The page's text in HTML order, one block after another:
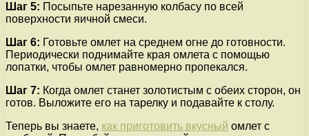
Шаг 5: Посыпьте нарезанную колбасу по всей
поверхности яичной смеси.
Шаг 6: Готовьте омлет на среднем огне до готовности.
Периодически поднимайте края омлета с помощью
лопатки, чтобы омлет равномерно пропекался.
Шаг 7: Когда омлет станет золотистым с обеих сторон, он
готов. Выложите его на тарелку и подавайте к столу.
Теперь вы знаете, как приготовить вкусный омлет с